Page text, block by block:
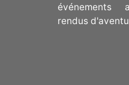
événements
rendus